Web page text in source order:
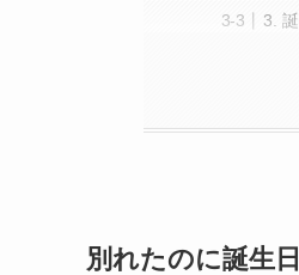
3.
別れたのに誕生